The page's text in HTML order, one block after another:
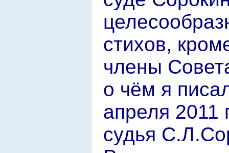
стихов,
члены
о чём я
апреля 2011
судья